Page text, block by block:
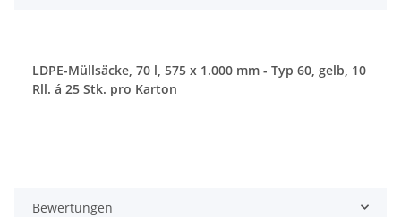
LDPE-Müllsäcke, 70 l, 575 x 1.000 mm - Typ 60, gelb, 10
Rll. á 25 Stk. pro Karton
Bewertungen